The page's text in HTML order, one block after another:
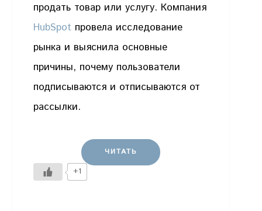
продать товар или услугу. Компания
HubSpot провела исследование
рынка и выяснила основные
причины, почему пользователи
подписываются и отписываются от
рассылки.
ЧИТАТЬ
+1